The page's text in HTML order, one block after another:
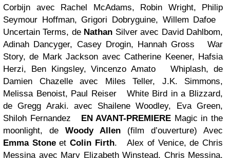
Corbijn
avec Rachel McAdams, Robin Wright, Philip
Seymour Hoffman, Grigori Dobryguine, Willem Dafoe
Uncertain Terms, de Nathan Silver avec David Dahlbom,
Adinah Dancyger, Casey Drogin, Hannah Gross
War
Story, de Mark Jackson avec Catherine Keener, Hafsia
Herzi, Ben Kingsley, Vincenzo Amato
Whiplash, de
Damien Chazelle
avec Miles Teller, J.K. Simmons,
Melissa Benoist, Paul Reiser
White Bird in a Blizzard,
de Gregg Araki. avec Shailene Woodley, Eva Green,
Shiloh Fernandez
EN AVANT-PREMIERE Magic in the
moonlight, de Woody Allen (film d’ouverture)
Avec
Emma StoneetColin Firth.
Alex of Venice, de Chris
Messina avec Mary Elizabeth Winstead, Chris Messina,